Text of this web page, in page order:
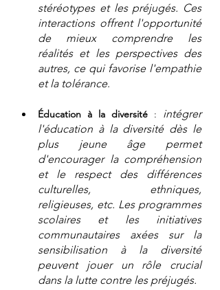
stéréotypes et les préjugés. Ces
interactions offrent l'opportunité
de mieux comprendre les
réalités et les perspectives des
autres, ce qui favorise l'empathie
et la tolérance.
Éducation à la diversité : intégrer
l'éducation à la diversité dès le
plus jeune âge permet
d'encourager la compréhension
et le respect des différences
culturelles, ethniques,
religieuses, etc. Les programmes
scolaires et les initiatives
communautaires axées sur la
sensibilisation à la diversité
peuvent jouer un rôle crucial
dans la lutte contre les préjugés.